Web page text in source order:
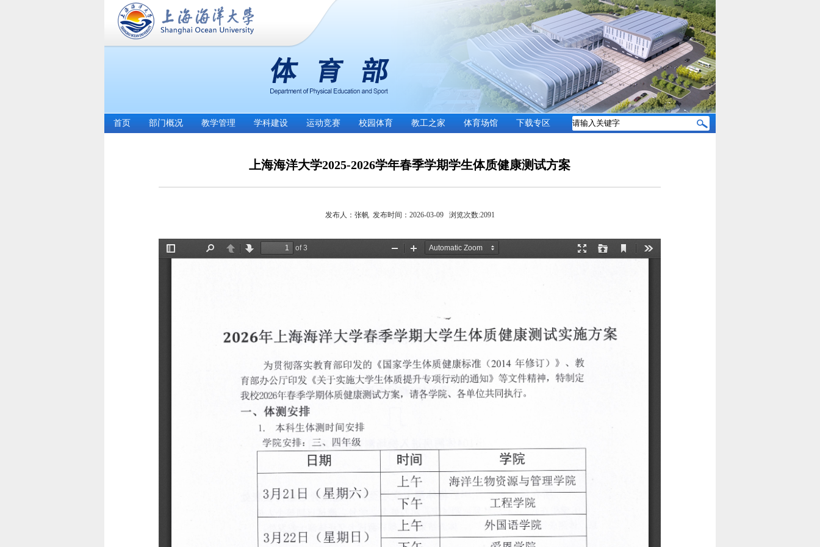
首页 部门概况 教学管理 学科建设 运动竞赛 校园体育 教工之家 体育场馆 下载专区
上海海洋大学2025-2026学年春季学期学生体质健康测试方案
发布人：张帆 发布时间：2026-03-09 浏览次数:2091